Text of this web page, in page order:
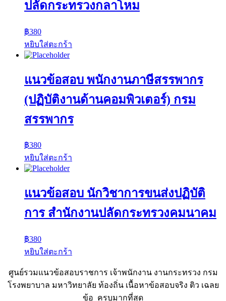
ปลัดกระทรวงกลาโหม
฿380
หยิบใส่ตะกร้า
แนวข้อสอบ พนักงานภาษีสรรพากร
(ปฏิบัติงานด้านคอมพิวเตอร์) กรม
สรรพากร
฿380
หยิบใส่ตะกร้า
แนวข้อสอบ นักวิชาการขนส่งปฏิบัติ
การ สำนักงานปลัดกระทรวงคมนาคม
฿380
หยิบใส่ตะกร้า
ศูนย์รวมแนวข้อสอบราชการ เจ้าพนักงาน งานกระทรวง กรม
โรงพยาบาล มหาวิทยาลัย ท้องถิ่น เนื้อหาข้อสอบจริง ติว เฉลย
ข้อ ครบมากที่สุด